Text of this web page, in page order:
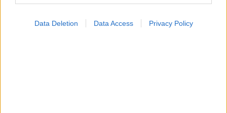
Data Deletion Data Access Privacy Policy
Σημάδια διπολικής διαταραχής